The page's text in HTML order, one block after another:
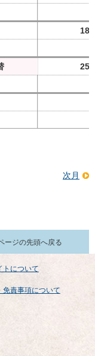
18
25
次月
ージの先頭へ戻る
トについて
免責事項について